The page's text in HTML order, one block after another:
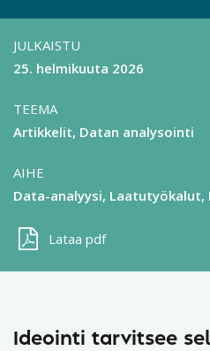
JULKAISTU
25. helmikuuta 2026
TEEMA
Artikkelit Datan analysointi
AIHE
Data-analyysi Laatutyökalut
Lataa pdf
Ideointi tarvitsee